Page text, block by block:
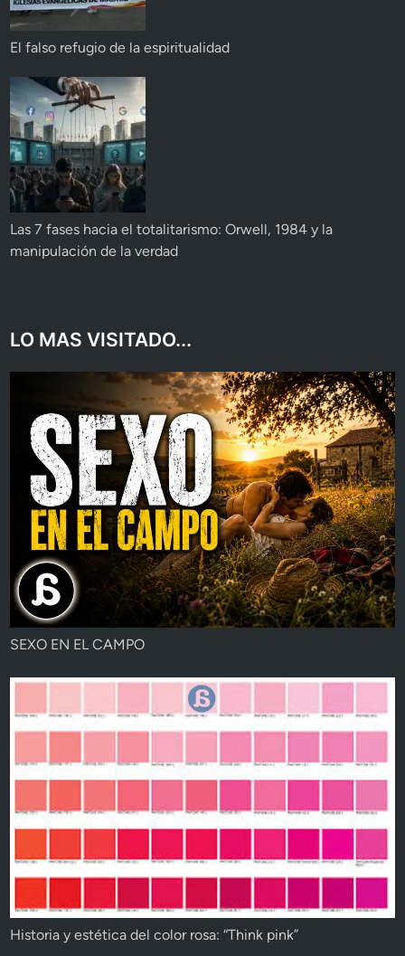
El falso refugio de la espiritualidad
Las 7 fases hacia el totalitarismo: Orwell, 1984 y la
manipulación de la verdad
LO MAS VISITADO...
SEXO EN EL CAMPO
Historia y estética del color rosa: “Think pink”